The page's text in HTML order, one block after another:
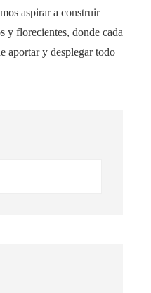
aspirar a construir
y florecientes, donde cada
aportar y desplegar todo